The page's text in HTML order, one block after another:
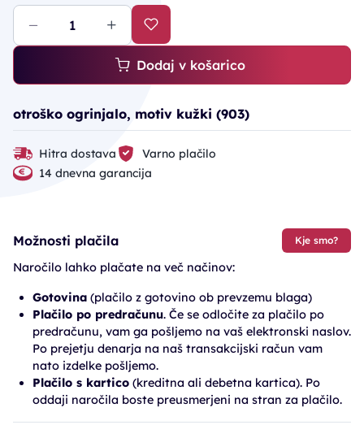
Dodaj v košarico
otroško ogrinjalo, motiv kužki (903)
Hitra dostava
Varno plačilo
14 dnevna garancija
Možnosti plačila Kje smo?
Naročilo lahko plačate na več načinov:
Gotovina (plačilo z gotovino ob prevzemu blaga)
Plačilo po predračunu. Če se odločite za plačilo po
predračunu, vam ga pošljemo na vaš elektronski naslov.
Po prejetju denarja na naš transakcijski račun vam
nato izdelke pošljemo.
Plačilo s kartico (kreditna ali debetna kartica). Po
oddaji naročila boste preusmerjeni na stran za plačilo.